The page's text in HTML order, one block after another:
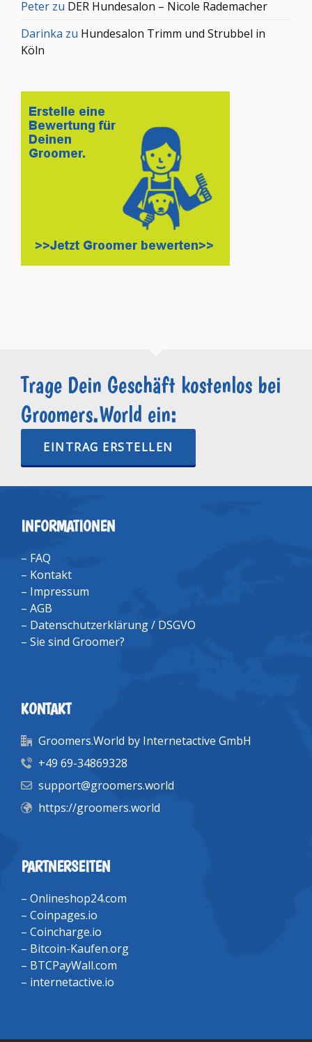
Peter zu DER Hundesalon – Nicole Rademacher
Darinka zu Hundesalon Trimm und Strubbel in
Köln
Trage Dein Geschäft kostenlos bei
Groomers.World ein:
EINTRAG ERSTELLEN
INFORMATIONEN
– FAQ
– Kontakt
– Impressum
– AGB
– Datenschutzerklärung / DSGVO
– Sie sind Groomer?
KONTAKT
Groomers.World by Internetactive GmbH
+49 69-34869328
support@groomers.world
https://groomers.world
PARTNERSEITEN
– Onlineshop24.com
– Coinpages.io
– Coincharge.io
– Bitcoin-Kaufen.org
– BTCPayWall.com
– internetactive.io